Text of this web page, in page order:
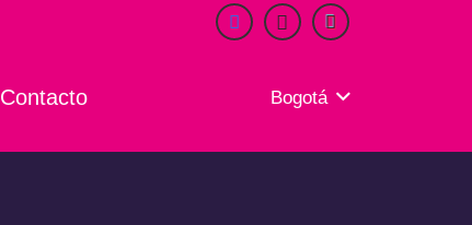
Contacto Bogotá